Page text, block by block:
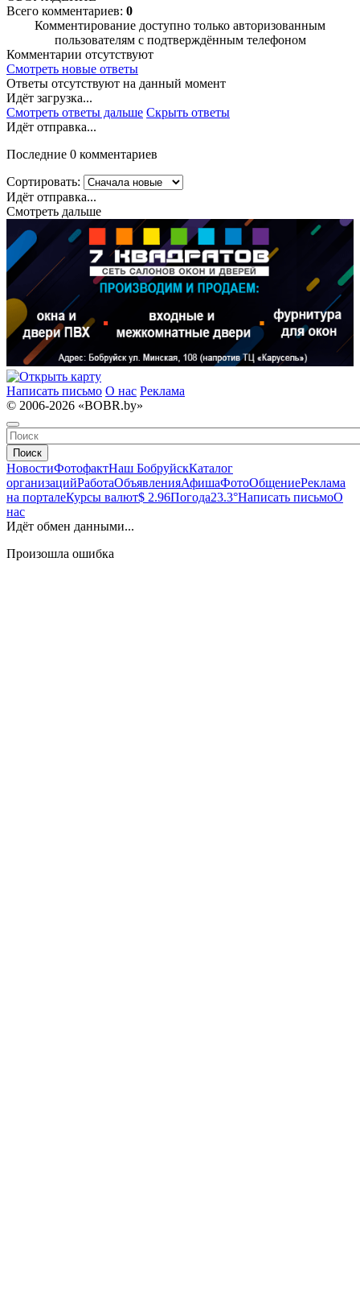
Всего комментариев: 0
Комментирование доступно только авторизованным
пользователям с подтверждённым телефоном
Комментарии отсутствуют
Смотреть новые ответы
Ответы отсутствуют на данный момент
Идёт загрузка...
Смотреть ответы дальше Скрыть ответы
Идёт отправка...
Последние 0 комментариев
Сортировать:
Идёт отправка...
Смотреть дальше
Написать письмо О нас Реклама
© 2006-2026 «BOBR.by»
Поиск
НовостиФотофактНаш БобруйскКаталог
организацийРаботаОбъявленияАфишаФотоОбщениеРеклама
на порталеКурсы валют$ 2.96Погода23.3°Написать письмоО
нас
Идёт обмен данными...
Произошла ошибка